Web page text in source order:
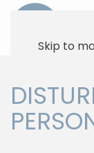
Skip to